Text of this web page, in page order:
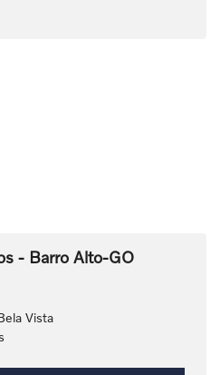
- Barro Alto-GO
Vista